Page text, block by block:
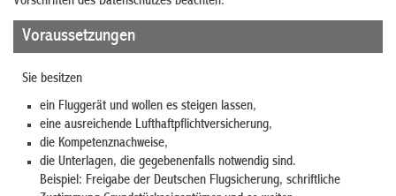
Voraussetzungen
Sie besitzen
ein Fluggerät und wollen es steigen lassen,
eine ausreichende Lufthaftpflichtversicherung,
die Kompetenznachweise,
die Unterlagen, die gegebenenfalls notwendig sind.
Beispiel: Freigabe der Deutschen Flugsicherung, schriftliche